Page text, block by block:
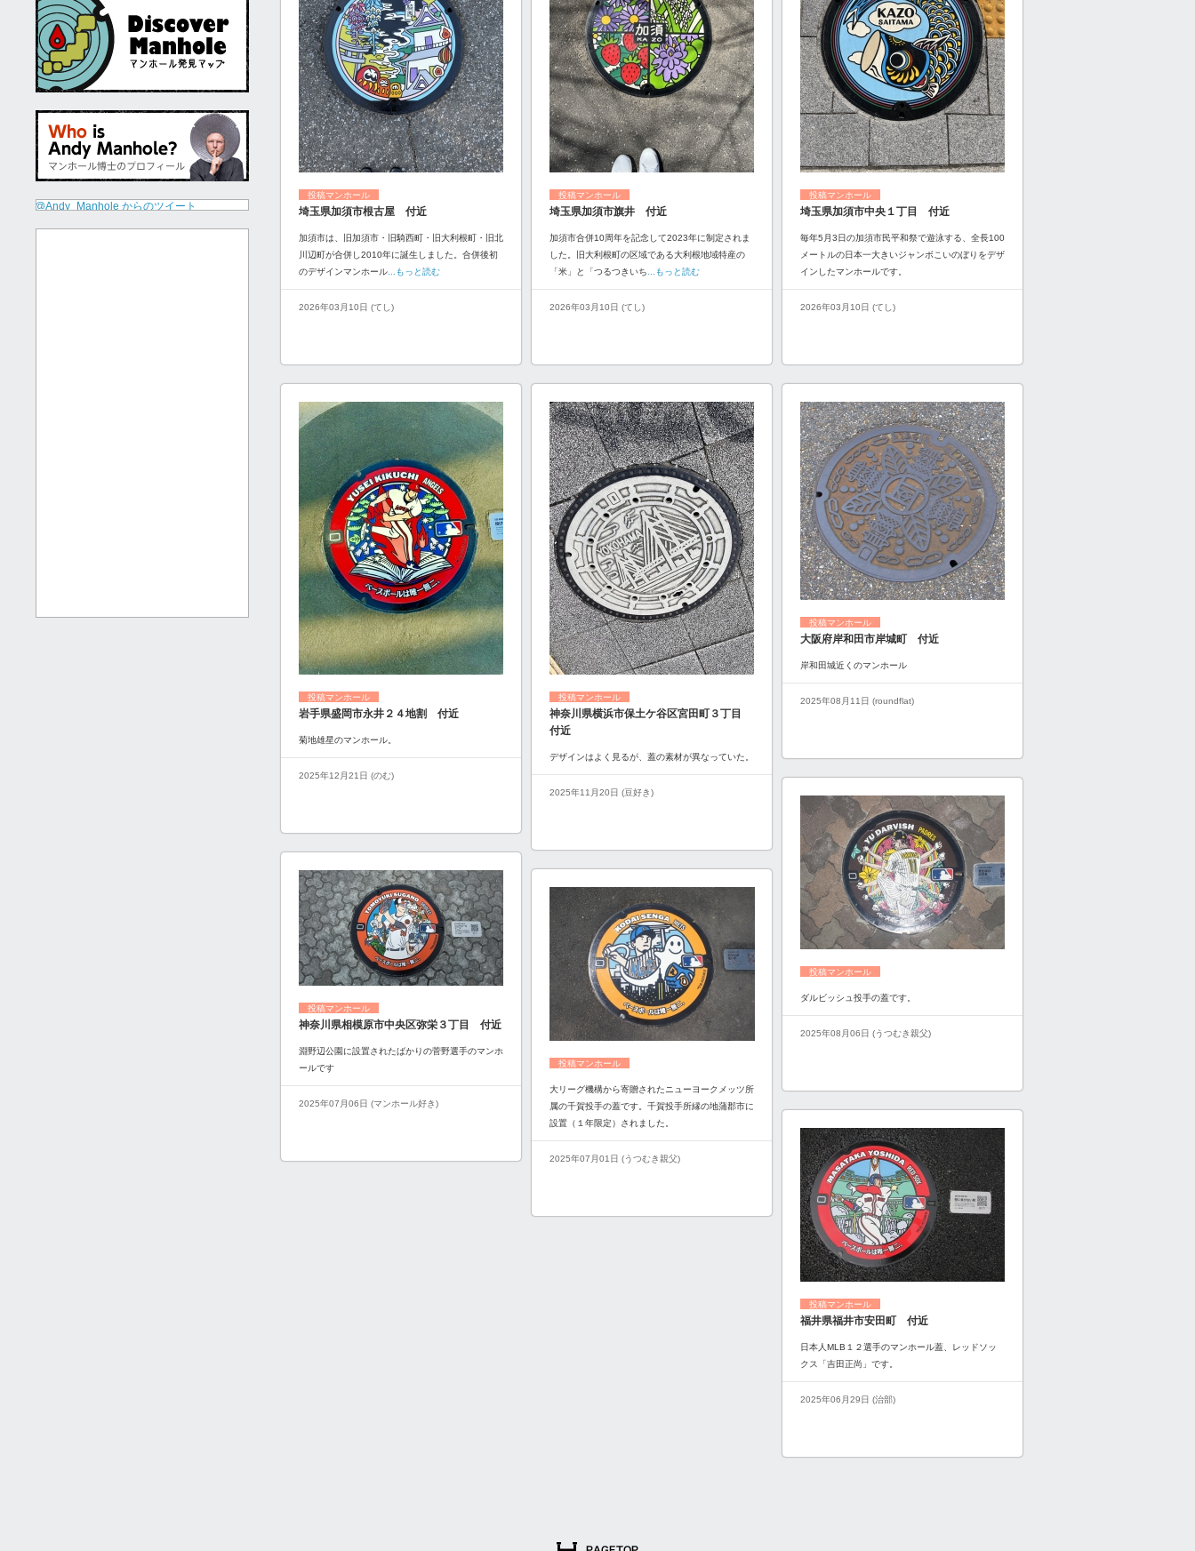
@Andy_Manhole からのツイート
投稿マンホール
埼玉県加須市根古屋 付近
加須市は、旧加須市・旧騎西町・旧大利根町・旧北
川辺町が合併し2010年に誕生しました。合併後初
のデザインマンホール ...もっと読む
2026年03月10日 (てし)
投稿マンホール
埼玉県加須市旗井 付近
加須市合併10周年を記念して2023年に制定されま
した。旧大利根町の区域である大利根地域特産の
「米」と「つるつきいち ...もっと読む
2026年03月10日 (てし)
投稿マンホール
埼玉県加須市中央１丁目 付近
毎年5月3日の加須市民平和祭で遊泳する、全長100
メートルの日本一大きいジャンボこいのぼりをデザ
インしたマンホールです。
2026年03月10日 (てし)
投稿マンホール
岩手県盛岡市永井２４地割 付近
菊地雄星のマンホール。
2025年12月21日 (のむ)
投稿マンホール
神奈川県横浜市保土ケ谷区宮田町３丁目
付近
デザインはよく見るが、蓋の素材が異なっていた。
2025年11月20日 (豆好き)
投稿マンホール
大阪府岸和田市岸城町 付近
岸和田城近くのマンホール
2025年08月11日 (roundflat)
投稿マンホール
ダルビッシュ投手の蓋です。
2025年08月06日 (うつむき親父)
投稿マンホール
神奈川県相模原市中央区弥栄３丁目 付近
淵野辺公園に設置されたばかりの菅野選手のマンホ
ールです
2025年07月06日 (マンホール好き)
投稿マンホール
大リーグ機構から寄贈されたニューヨークメッツ所
属の千賀投手の蓋です。千賀投手所縁の地蒲郡市に
設置（１年限定）されました。
2025年07月01日 (うつむき親父)
投稿マンホール
福井県福井市安田町 付近
日本人MLB１２選手のマンホール蓋、レッドソッ
クス「吉田正尚」です。
2025年06月29日 (治部)